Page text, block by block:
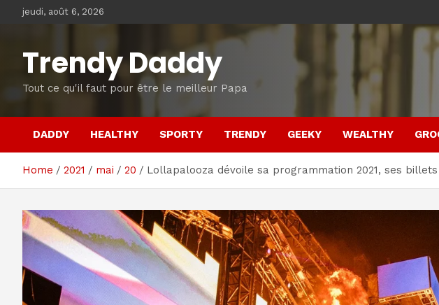
jeudi, août 6, 2026
Trendy Daddy
Tout ce qu'il faut pour être le meilleur Papa
DADDY HEALTHY SPORTY TRENDY GEEKY WEALTHY
Home 2021 mai 20 Lollapalooza dévoile sa programmation 2021, ses